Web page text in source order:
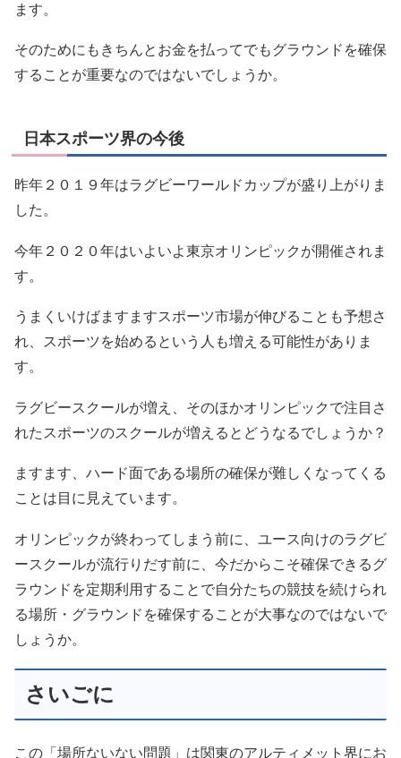
ます。
そのためにもきちんとお金を払ってでもグラウンドを確保
することが重要なのではないでしょうか。
日本スポーツ界の今後
昨年２０１９年はラグビーワールドカップが盛り上がりま
した。
今年２０２０年はいよいよ東京オリンピックが開催されま
す。
うまくいけばますますスポーツ市場が伸びることも予想さ
れ、スポーツを始めるという人も増える可能性がありま
す。
ラグビースクールが増え、そのほかオリンピックで注目さ
れたスポーツのスクールが増えるとどうなるでしょうか？
ますます、ハード面である場所の確保が難しくなってくる
ことは目に見えています。
オリンピックが終わってしまう前に、ユース向けのラグビ
ースクールが流行りだす前に、今だからこそ確保できるグ
ラウンドを定期利用することで自分たちの競技を続けられ
る場所・グラウンドを確保することが大事なのではないで
しょうか。
さいごに
この「場所ないない問題」は関東のアルティメット界にお